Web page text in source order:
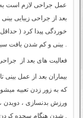
بعد از جراحی زیبایی
خوردگی پیدا کرد (
فعالیت های بعد از جراحی
که به زور زدن تعبیه
ورزش بدنسازی ، دویدن
شدن هنگام سجده کردن و احتیاط در هنگام بلند شدن از روی تخت میباشد .